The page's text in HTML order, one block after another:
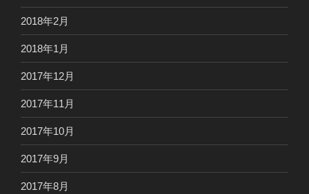
2018年2月
2018年1月
2017年12月
2017年11月
2017年10月
2017年9月
2017年8月